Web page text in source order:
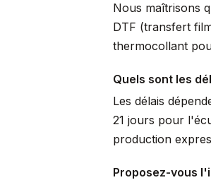
Nous maîtrisons
DTF (transfert
thermocollant
Quels sont les
Les délais
21 jours pour
production
Proposez-vous